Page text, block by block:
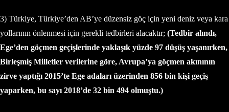
3) Türkiye, Türkiye’den AB’ye düzensiz göç için yeni deniz veya kara
yollarının önlenmesi için gerekli tedbirleri alacaktır; (Tedbir alındı,
Ege’den göçmen geçişlerinde yaklaşık yüzde 97 düşüş yaşanırken,
Birleşmiş Milletler verilerine göre, Avrupa’ya göçmen akınının
zirve yaptığı 2015’te Ege adaları üzerinden 856 bin kişi geçiş
yaparken, bu sayı 2018’de 32 bin 494 olmuştu.)